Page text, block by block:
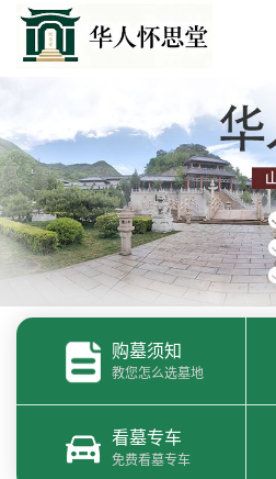
购墓须知
教您怎么选墓地
看墓专车
免费看墓专车